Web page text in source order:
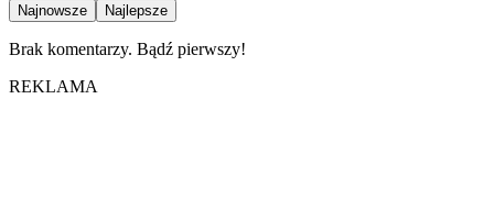
Najnowsze Najlepsze
Brak komentarzy. Bądź pierwszy!
REKLAMA